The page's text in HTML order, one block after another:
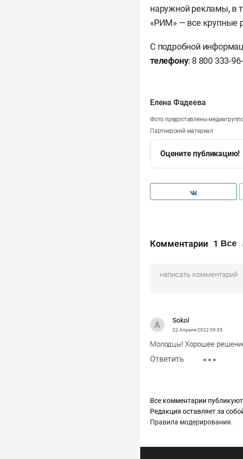
наружной рекламы, в
«РИМ» — все крупные
С подробной
телефону: 8 800 333-
Елена Фадеева
Фото предоставлены
Партнерский материал
Оцените публикацию!
Комментарии 1 Все
Sokol
22 Апреля 2022 09:35
Молодцы! Хорошее
Ответить
Все комментарии
Редакция оставляет за
Правила модерирования.